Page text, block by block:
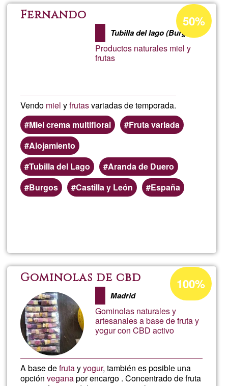
Fernando
Tubilla del lago (Burgos)
Productos naturales miel y
frutas
Vendo miel yfrutasvariadas de temporada.
Miel crema multifloral
Fruta variada
Alojamiento
Tubilla del Lago
Aranda de Duero
Burgos
Castilla y León España
Acceptance
percentage
of
Ğ1
50%
Gominolas de cbd
Madrid
Gominolas naturales y
artesanales a base de fruta y
yogur con CBD activo
A base defrutayyogur, también es posible una
opciónveganapor encargo . Concentrado de fruta
Acceptance
percentage
Ğ1
100%